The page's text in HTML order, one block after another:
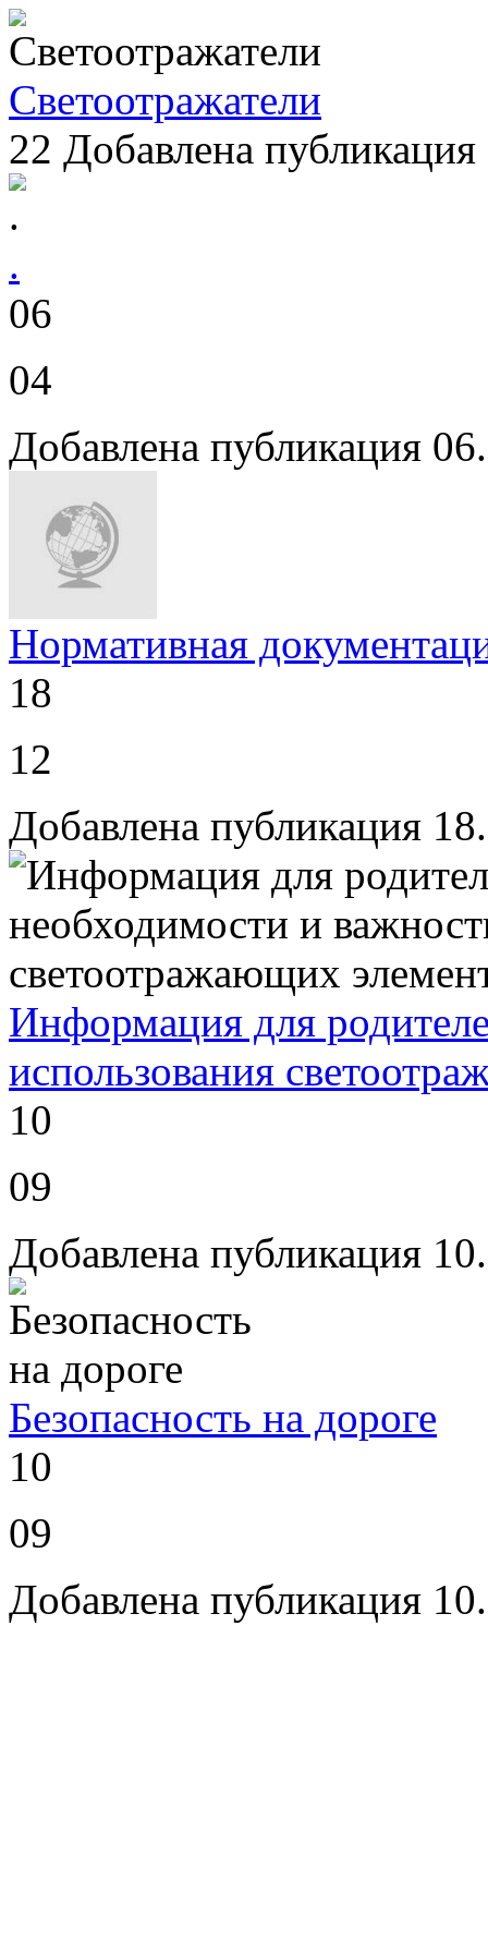
Светоотражатели
22 Добавлена
.
06
04
Добавлена публикация
Нормативная
18
12
Добавлена публикация
Информация для
использования
10
09
Добавлена публикация
Безопасность на дороге
10
09
Добавлена публикация